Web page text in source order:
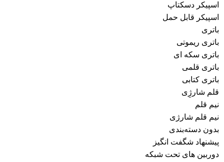
اسپیکر دسکتاپ
اسپیکر قابل حمل
باتری
باتری ریموتی
باتری سکه ای
باتری قلمی
باتری کتابی
قلم شارژِی
نیم قلم
نیم قلم شارژی
بدون دسته‌بندی
پیشنهاد شگفت انگیز
دوربین های تحت شبکه